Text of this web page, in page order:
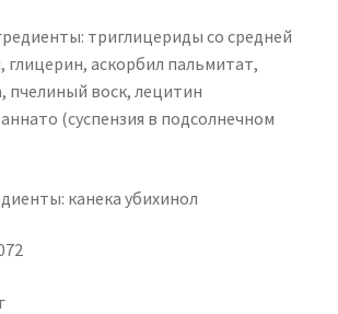
триглицериды со средней
аскорбил пальмитат,
пчелиный воск, лецитин
(суспензия в подсолнечном
канека убихинол